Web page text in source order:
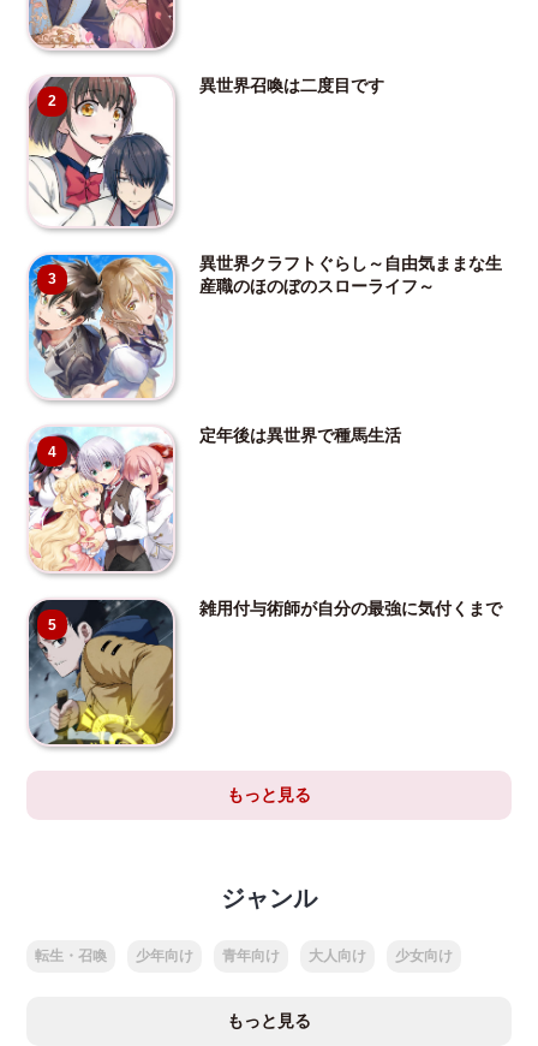
2
異世界召喚は二度目です
3
異世界クラフトぐらし～自由気ままな生
産職のほのぼのスローライフ～
4
定年後は異世界で種馬生活
5
雑用付与術師が自分の最強に気付くまで
もっと見る
ジャンル
転生・召喚 少年向け 青年向け 大人向け 少女向け
もっと見る